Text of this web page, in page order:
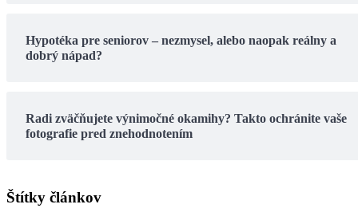
Hypotéka pre seniorov – nezmysel, alebo naopak reálny a
dobrý nápad?
Radi zväčňujete výnimočné okamihy? Takto ochránite vaše
fotografie pred znehodnotením
Štítky článkov